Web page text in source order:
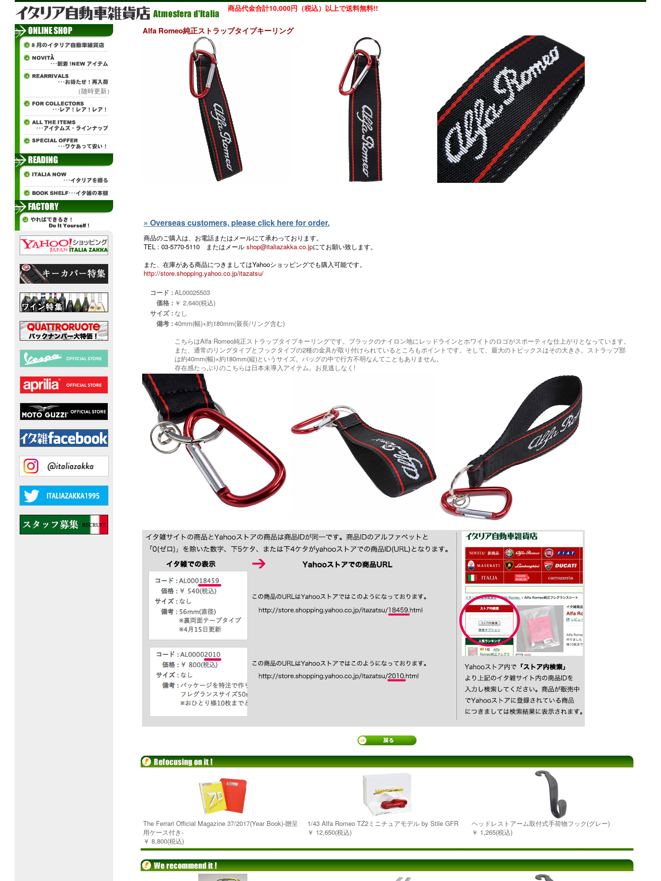
商品代金合計10,000円（税込）以上で送料無料!!
（随時更新）
Alfa Romeo純正ストラップタイプキーリング
» Overseas customers, please click here for order.
商品のご購入は、お電話またはメールにて承わっております。
TEL : 03-5770-5110 またはメール shop@italiazakka.co.jpにてお願い致します。
また、在庫がある商品につきましてはYahooショッピングでも購入可能です。
http://store.shopping.yahoo.co.jp/itazatsu/
コード : AL00025503
価格 : ￥ 2,640(税込)
サイズ : なし
備考 : 40mm(幅)×約180mm(最長/リング含む)
こちらはAlfa Romeo純正ストラップタイプキーリングです。ブラックのナイロン地にレッドラインとホワイトのロゴがスポーティな仕上がりとなっています。
また、通常のリングタイプとフックタイプの2種の金具が取り付けられているところもポイントです。そして、最大のトピックスはその大きさ。ストラップ部
は約40mm(幅)×約180mm(縦)というサイズ。バッグの中で行方不明なんてこともありません。
存在感たっぷりのこちらは日本未導入アイテム。お見逃しなく!
The Ferrari Official Magazine 37/2017(Year Book)-贈呈
用ケース付き-
￥ 8,800(税込)
1/43 Alfa Romeo TZ2ミニチュアモデル by Stile GFR
￥ 12,650(税込)
ヘッドレストアーム取付式手荷物フック(グレー)
￥ 1,265(税込)